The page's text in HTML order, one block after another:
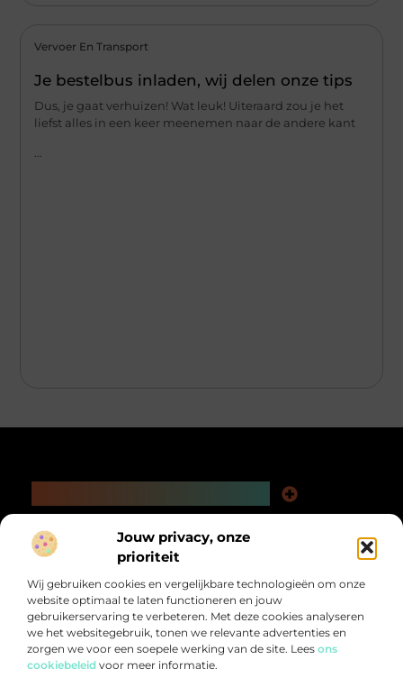
Jouw privacy, onze
prioriteit
Wij gebruiken cookies en vergelijkbare technologieën om onze
website optimaal te laten functioneren en jouw
gebruikerservaring te verbeteren. Met deze cookies analyseren
we het websitegebruik, tonen we relevante advertenties en
zorgen we voor een soepele werking van de site. Lees ons
cookiebeleid voor meer informatie.
Vervoer En Transport
Je bestelbus inladen, wij delen onze tips
Dus, je gaat verhuizen! Wat leuk! Uiteraard zou je het
liefst alles in een keer meenemen naar de andere kant
@2025 All Right Reserved.
Design by
Bericht categorie